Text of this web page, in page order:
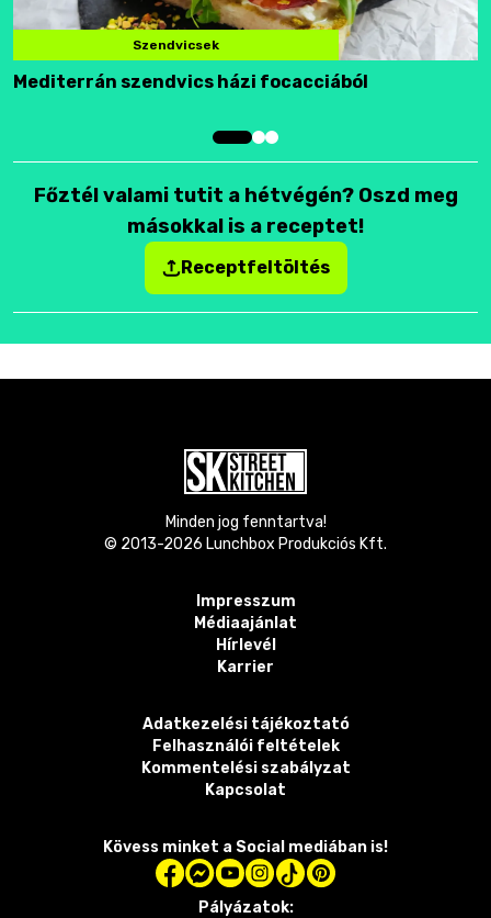
Szendvicsek
Mediterrán szendvics házi focacciából
Főztél valami tutit a hétvégén? Oszd meg
másokkal is a receptet!
Receptfeltöltés
Minden jog fenntartva!
© 2013-2026 Lunchbox Produkciós Kft.
Impresszum
Médiaajánlat
Hírlevél
Karrier
Adatkezelési tájékoztató
Felhasználói feltételek
Kommentelési szabályzat
Kapcsolat
Kövess minket a Social mediában is!
Pályázatok: